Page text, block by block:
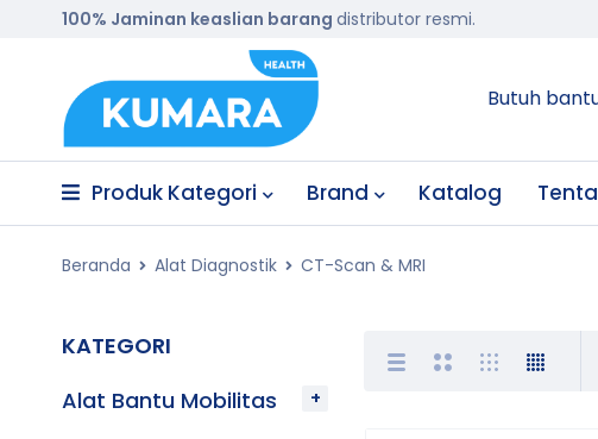
100% Jaminan keaslian barang distributor resmi.
Butuh
Produk Kategori Brand Katalog
Beranda Alat Diagnostik CT-Scan & MRI
KATEGORI
Alat Bantu Mobilitas